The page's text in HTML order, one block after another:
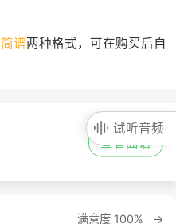
简谱两种格式，可在购买后自
查看曲谱
满意度 100% →
试听音频